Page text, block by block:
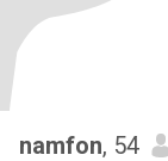
namfon, 54